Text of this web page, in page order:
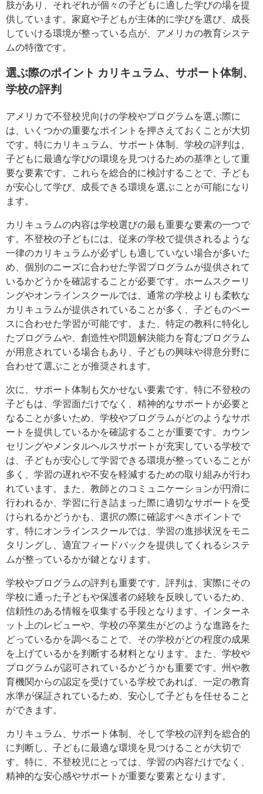
肢があり、それぞれが個々の子どもに適した学びの場を提
供しています。家庭や子どもが主体的に学びを選び、成長
していける環境が整っている点が、アメリカの教育システ
ムの特徴です。
選ぶ際のポイント カリキュラム、サポート体制、
学校の評判
アメリカで不登校児向けの学校やプログラムを選ぶ際に
は、いくつかの重要なポイントを押さえておくことが大切
です。特にカリキュラム、サポート体制、学校の評判は、
子どもに最適な学びの環境を見つけるための基準として重
要な要素です。これらを総合的に検討することで、子ども
が安心して学び、成長できる環境を選ぶことが可能になり
ます。
カリキュラムの内容は学校選びの最も重要な要素の一つで
す。不登校の子どもには、従来の学校で提供されるような
一律のカリキュラムが必ずしも適していない場合が多いた
め、個別のニーズに合わせた学習プログラムが提供されて
いるかどうかを確認することが必要です。ホームスクーリ
ングやオンラインスクールでは、通常の学校よりも柔軟な
カリキュラムが提供されていることが多く、子どものペー
スに合わせた学習が可能です。また、特定の教科に特化し
たプログラムや、創造性や問題解決能力を育むプログラム
が用意されている場合もあり、子どもの興味や得意分野に
合わせて選ぶことが推奨されます。
次に、サポート体制も欠かせない要素です。特に不登校の
子どもは、学習面だけでなく、精神的なサポートが必要と
なることが多いため、学校やプログラムがどのようなサポ
ートを提供しているかを確認することが重要です。カウン
セリングやメンタルヘルスサポートが充実している学校で
は、子どもが安心して学習できる環境が整っていることが
多く、学習の遅れや不安を軽減するための取り組みが行わ
れています。また、教師とのコミュニケーションが円滑に
行われるか、学習に行き詰まった際に適切なサポートを受
けられるかどうかも、選択の際に確認すべきポイントで
す。特にオンラインスクールでは、学習の進捗状況をモニ
タリングし、適宜フィードバックを提供してくれるシステ
ムが整っているかが鍵となります。
学校やプログラムの評判も重要です。評判は、実際にその
学校に通った子どもや保護者の経験を反映しているため、
信頼性のある情報を収集する手段となります。インターネ
ット上のレビューや、学校の卒業生がどのような進路をた
どっているかを調べることで、その学校がどの程度の成果
を上げているかを判断する材料となります。また、学校や
プログラムが認可されているかどうかも重要です。州や教
育機関からの認定を受けている学校であれば、一定の教育
水準が保証されているため、安心して子どもを任せること
ができます。
カリキュラム、サポート体制、そして学校の評判を総合的
に判断し、子どもに最適な環境を見つけることが大切で
す。特に、不登校児にとっては、学習の内容だけでなく、
精神的な安心感やサポートが重要な要素となります。